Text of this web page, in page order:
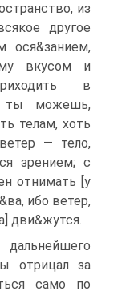
из
другое
ося&занием,
вкусом и
в
ты можешь,
телам, хоть
— тело,
зрением; с
отнимать [у
ибо ветер,
дви&жутся.
отрицал за
само по